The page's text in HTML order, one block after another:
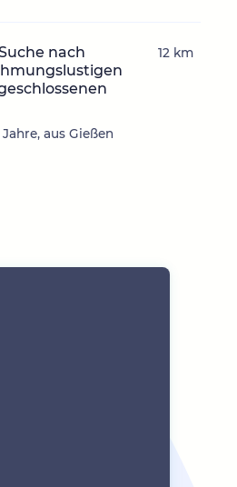
nach
aus Gießen
12 km